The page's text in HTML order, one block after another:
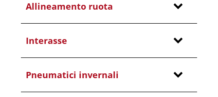
Allineamento ruota
Interasse
Pneumatici invernali